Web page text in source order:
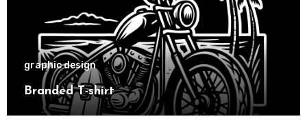
graphic design
Branded T-shirt